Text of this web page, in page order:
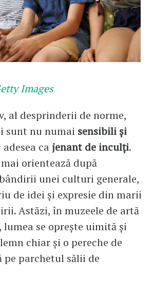
Images
al desprinderii de norme,
sunt nu numai sensibili și
ca jenant de inculți.
orientează după
unei culturi generale,
de idei și expresie din marii
Astăzi, în muzeele de artă
lumea se oprește uimită și
chiar și o pereche de
parchetul sălii de